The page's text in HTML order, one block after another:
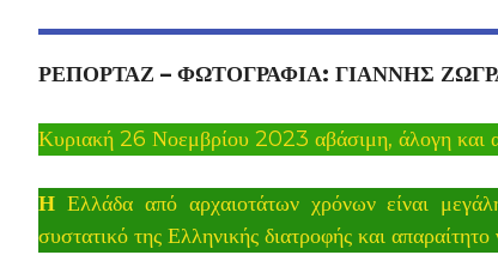
ΡΕΠΟΡΤΑΖ – ΦΩΤΟΓΡΑΦΙΑ: ΓΙΑΝΝΗΣ
Κυριακή 26 Νοεμβρίου 2023 αβάσιμη, άλογη και
Η Ελλάδα από αρχαιοτάτων χρόνων είναι
συστατικό της Ελληνικής διατροφής και